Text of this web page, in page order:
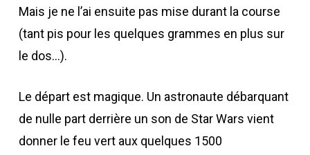
Mais je ne l’ai ensuite pas mise durant la course
(tant pis pour les quelques grammes en plus sur
le dos…).
Le départ est magique. Un astronaute débarquant
de nulle part derrière un son de Star Wars vient
donner le feu vert aux quelques 1500